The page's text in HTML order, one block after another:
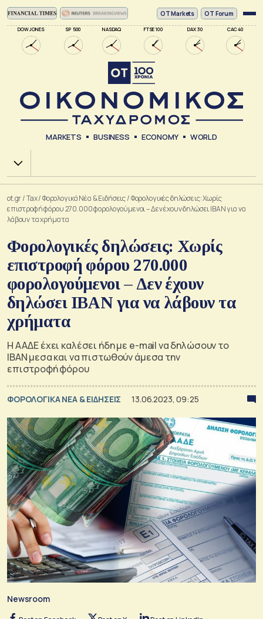
DOW JONES SP 500 NASDAQ FTSE 100 DAX 30 CAC 40
ΟΤ Markets OT Forum
MARKETS BUSINESS ECONOMY WORLD
Χ.Α.
ot.gr/Tax/Φορολογικά Νέα & Eιδήσεις/Φορολογικές δηλώσεις: Χωρίς
επιστροφή φόρου 270.000 φορολογούμενοι – Δεν έχουν δηλώσει ΙΒΑΝ για να
λάβουν τα χρήματα
Φορολογικές δηλώσεις: Χωρίς
επιστροφή φόρου 270.000
φορολογούμενοι – Δεν έχουν
δηλώσει ΙΒΑΝ για να λάβουν τα
χρήματα
H ΑΑΔΕ έχει καλέσει ήδη με e-mail να δηλώσουν το
ΙΒΑΝ μεσα και να πιστωθούν άμεσα την
επιστροφή φόρου
ΦΟΡΟΛΟΓΙΚΑ ΝΕΑ & EΙΔΗΣΕΙΣ 13.06.2023, 09:25
Newsroom